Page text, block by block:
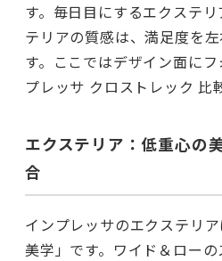
す。毎日目にするエクステ
テリアの質感は、満足度を
す。ここではデザイン面に
プレッサ クロストレック 比
エクステリア：低重心の
合
インプレッサのエクステリ
美学」です。ワイド＆ローの